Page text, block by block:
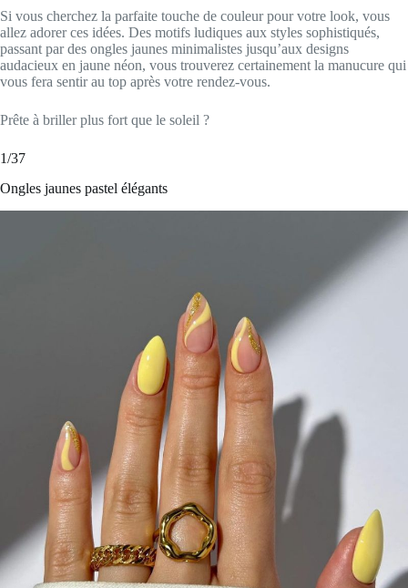
Si vous cherchez la parfaite touche de couleur pour votre look, vous
allez adorer ces idées. Des motifs ludiques aux styles sophistiqués,
passant par des ongles jaunes minimalistes jusqu’aux designs
audacieux en jaune néon, vous trouverez certainement la manucure qui
vous fera sentir au top après votre rendez-vous.
Prête à briller plus fort que le soleil ?
1/37
Ongles jaunes pastel élégants